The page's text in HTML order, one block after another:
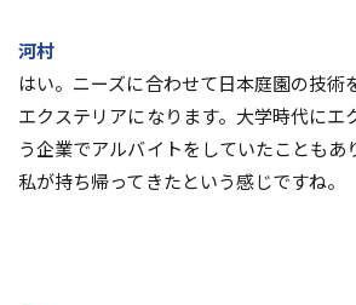
河村
はい。ニーズに合わせて日本庭園の技術
エクステリアになります。大学時代にエ
う企業でアルバイトをしていたこともあ
私が持ち帰ってきたという感じですね。